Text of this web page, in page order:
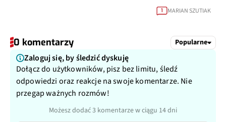
1 MARIAN SZUTIAK
0 komentarzy Popularne
Zaloguj się, by śledzić dyskuję
Dołącz do użytkowników, pisz bez limitu, śledź
odpowiedzi oraz reakcje na swoje komentarze. Nie
przegap ważnych rozmów!
Możesz dodać 3 komentarze w ciągu 14 dni